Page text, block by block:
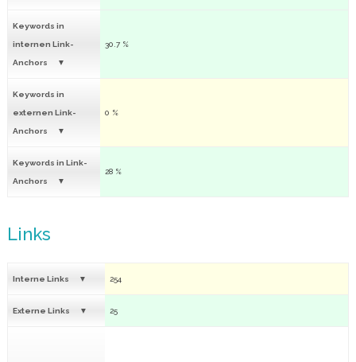
Keywords in
internen Link-
Anchors
30.7 %
Keywords in
externen Link-
Anchors
0 %
Keywords in Link-
Anchors
28 %
Links
Interne Links 254
Externe Links 25